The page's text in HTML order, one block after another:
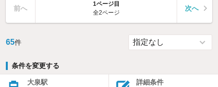
前へ
1ページ目
全2ページ
次へ
65件
条件を変更する
大泉駅 詳細条件